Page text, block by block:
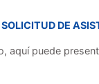
DE
aquí puede